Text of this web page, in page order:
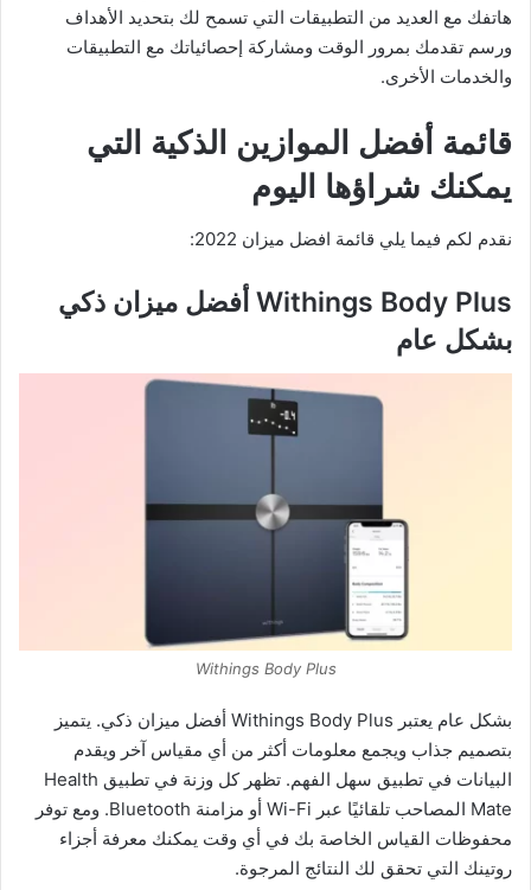
هاتفك مع العديد من التطبيقات التي تسمح لك بتحديد الأهداف
ورسم تقدمك بمرور الوقت ومشاركة إحصائياتك مع التطبيقات
والخدمات الأخرى.
قائمة أفضل الموازين الذكية التي
يمكنك شراؤها اليوم
نقدم لكم فيما يلي قائمة افضل ميزان 2022:
Withings Body Plus أفضل ميزان ذكي
بشكل عام
Withings Body Plus
بشكل عام يعتبر Withings Body Plus أفضل ميزان ذكي. يتميز
بتصميم جذاب ويجمع معلومات أكثر من أي مقياس آخر ويقدم
البيانات في تطبيق سهل الفهم. تظهر كل وزنة في تطبيق Health
Mate المصاحب تلقائيًا عبر Wi-Fi أو مزامنة Bluetooth. ومع توفر
محفوظات القياس الخاصة بك في أي وقت يمكنك معرفة أجزاء
روتينك التي تحقق لك النتائج المرجوة.